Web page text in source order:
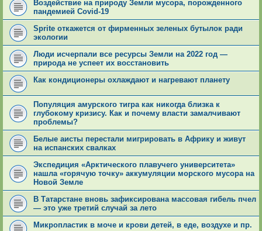
Воздействие на природу Земли мусора, порожденного
пандемией Covid-19
Sprite откажется от фирменных зеленых бутылок ради
экологии
Люди исчерпали все ресурсы Земли на 2022 год —
природа не успеет их восстановить
Как кондиционеры охлаждают и нагревают планету
Популяция амурского тигра как никогда близка к
глубокому кризису. Как и почему власти замалчивают
проблемы?
Белые аисты перестали мигрировать в Африку и живут
на испанских свалках
Экспедиция «Арктического плавучего университета»
нашла «горячую точку» аккумуляции морского мусора на
Новой Земле
В Татарстане вновь зафиксирована массовая гибель пчел
— это уже третий случай за лето
Микропластик в моче и крови детей, в еде, воздухе и пр.